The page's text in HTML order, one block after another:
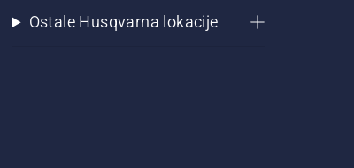
Ostale Husqvarna lokacije